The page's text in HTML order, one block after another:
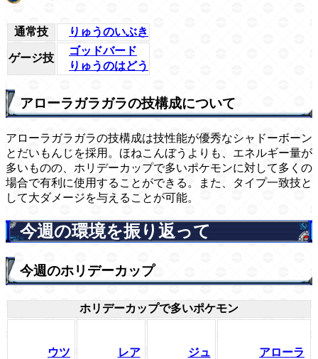
通常技 りゅうのいぶき
ゲージ技
ゴッドバード
りゅうのはどう
アローラガラガラの技構成について
アローラガラガラの技構成は技性能が優秀なシャドーボーン
とだいもんじを採用。ほねこんぼうよりも、エネルギー量が
多いものの、ホリデーカップで多いポケモンに対して多くの
場合で有利に使用することができる。また、タイプ一致技と
して大ダメージを与えることが可能。
今週の環境を振り返って
今週のホリデーカップ
ホリデーカップで多いポケモン
ウツ
レア
ジュ
アローラ